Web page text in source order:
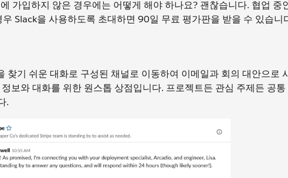
가입하지 않은 경우에는 어떻게 해야 하나요? 괜찮습니다. 협업 중
Slack을 사용하도록 초대하면 90일 무료 평가판을 받을 수 있습니
찾기 쉬운 대화로 구성된 채널로 이동하여 이메일과 회의 대안으로
보와 대화를 위한 원스톱 상점입니다. 프로젝트든 관심 주제든 공
.